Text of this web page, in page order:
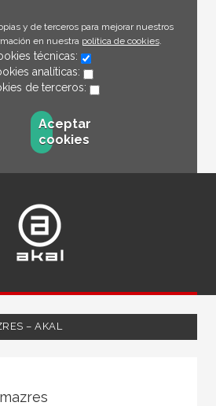
y de terceros para mejorar nuestros
en nuestra política de cookies.
técnicas:
analíticas:
de terceros:
Aceptar
cookies
– AKAL